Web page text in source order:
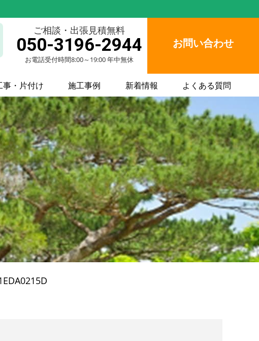
ご相談・出張見積無料
050-3196-2944
お電話受付時間8:00～19:00 年中無休
お問い合わせ
事・片付け 施工事例 新着情報 よくある質問